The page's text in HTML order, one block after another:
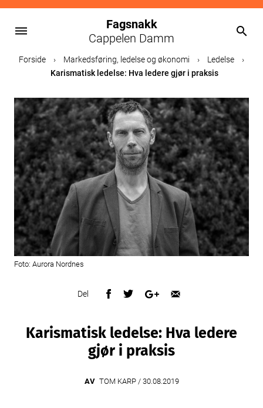
dehaze
Fagsnakk
Cappelen Damm
search
Forside › Markedsføring, ledelse og økonomi › Ledelse
›
Karismatisk ledelse: Hva ledere gjør i praksis
Foto: Aurora Nordnes
Del
Karismatisk ledelse: Hva ledere
gjør i praksis
AVTOM KARP / 30.08.2019